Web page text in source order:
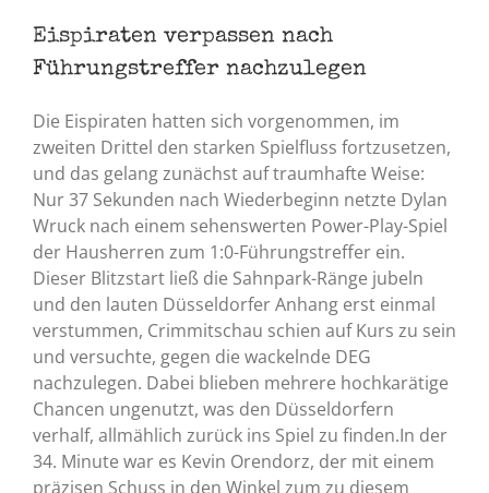
Eispiraten verpassen nach
Führungstreffer nachzulegen
Die Eispiraten hatten sich vorgenommen, im
zweiten Drittel den starken Spielfluss fortzusetzen,
und das gelang zunächst auf traumhafte Weise:
Nur 37 Sekunden nach Wiederbeginn netzte Dylan
Wruck nach einem sehenswerten Power-Play-Spiel
der Hausherren zum 1:0-Führungstreffer ein.
Dieser Blitzstart ließ die Sahnpark-Ränge jubeln
und den lauten Düsseldorfer Anhang erst einmal
verstummen, Crimmitschau schien auf Kurs zu sein
und versuchte, gegen die wackelnde DEG
nachzulegen. Dabei blieben mehrere hochkarätige
Chancen ungenutzt, was den Düsseldorfern
verhalf, allmählich zurück ins Spiel zu finden.In der
34. Minute war es Kevin Orendorz, der mit einem
präzisen Schuss in den Winkel zum zu diesem